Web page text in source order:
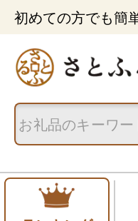
初めての方でも簡